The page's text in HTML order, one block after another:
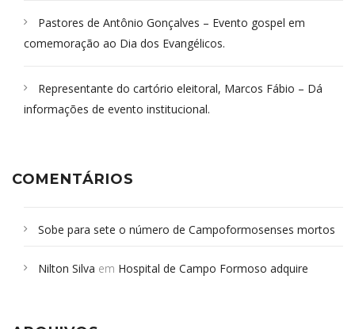
Pastores de Antônio Gonçalves – Evento gospel em
comemoração ao Dia dos Evangélicos.
Representante do cartório eleitoral, Marcos Fábio – Dá
informações de evento institucional.
COMENTÁRIOS
Sobe para sete o número de Campoformosenses mortos
Campoformosenses que morreram em desabamentos são
Nilton Silva em Hospital de Campo Formoso adquire